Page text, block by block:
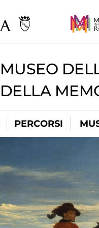
MUSEO
DELLA
PERCORSI